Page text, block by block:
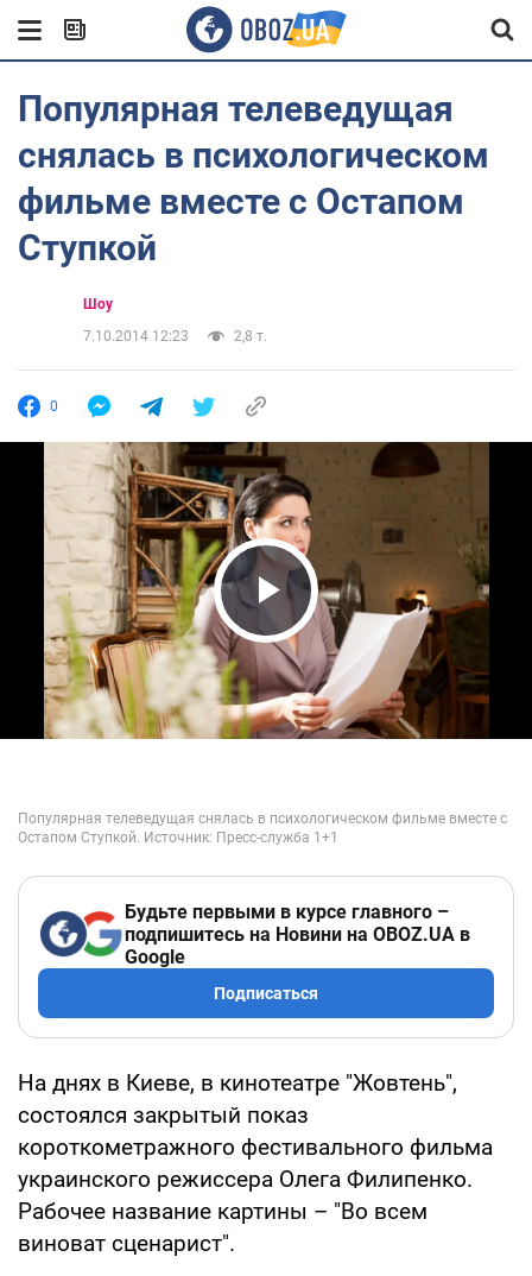
Популярная телеведущая
снялась в психологическом
фильме вместе с Остапом
Ступкой
Шоу
7.10.2014 12:23
2,8 т.
0
Play Video
Будьте первыми в курсе главного –
подпишитесь на Новини на OBOZ.UA в
Google
Подписаться
На днях в Киеве, в кинотеатре "Жовтень",
состоялся закрытый показ
короткометражного фестивального фильма
украинского режиссера Олега Филипенко.
Рабочее название картины – "Во всем
виноват сценарист".